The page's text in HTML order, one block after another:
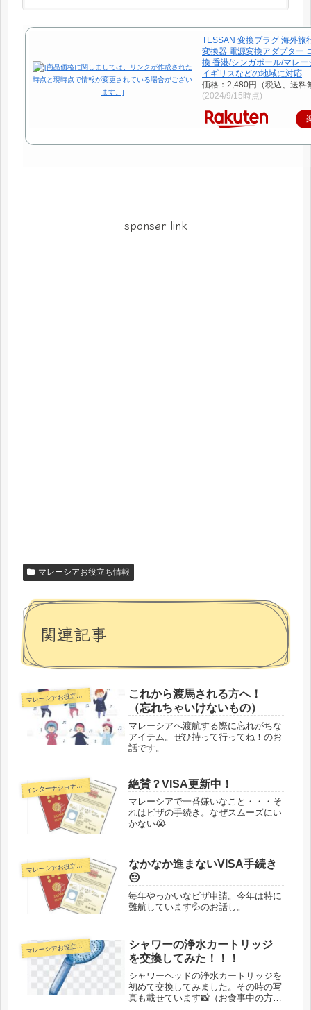
TESSAN 変換プラグ 海外旅
変換器 電源変換アダプター
換 香港/シンガポール/マレー
イギリスなどの地域に対応
価格：2,480円（税込、送料
(2024/9/15時点)
sponser link
マレーシアお役立ち情報
関連記事
マ
レーシアお役立ち情報
これから渡馬される方へ！
（忘れちゃいけないもの）
マレーシアへ渡航する際に忘れがちな
アイテム。ぜひ持って行ってね！のお
話です。
インターナショナルスクール 絶賛？VISA更新中！
マレーシアで一番嫌いなこと・・・そ
れはビザの手続き。なぜスムーズにい
かない😭
マ
レーシアお役立ち情報
なかなか進まないVISA手続き
😔
毎年やっかいなビザ申請。今年は特に
難航しています💦のお話し。
マ
レーシアお役立ち情報
シャワーの浄水カートリッジ
を交換してみた！！！
シャワーヘッドの浄水カートリッジを
初めて交換してみました。その時の写
真も載せています📸（お食事中の方は